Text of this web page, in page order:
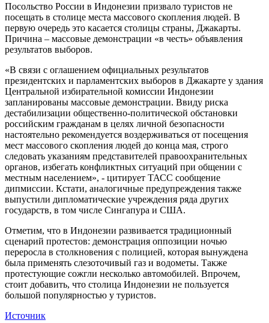
Посольство России в Индонезии призвало туристов не
посещать в столице места массового скопления людей. В
первую очередь это касается столицы страны, Джакарты.
Причина – массовые демонстрации «в честь» объявления
результатов выборов.
«В связи с оглашением официальных результатов
президентских и парламентских выборов в Джакарте у здания
Центральной избирательной комиссии Индонезии
запланированы массовые демонстрации. Ввиду риска
дестабилизации общественно-политической обстановки
российским гражданам в целях личной безопасности
настоятельно рекомендуется воздерживаться от посещения
мест массового скопления людей до конца мая, строго
следовать указаниям представителей правоохранительных
органов, избегать конфликтных ситуаций при общении с
местным населением», - цитирует ТАСС сообщение
дипмиссии. Кстати, аналогичные предупреждения также
выпустили дипломатические учреждения ряда других
государств, в том числе Сингапура и США.
Отметим, что в Индонезии развивается традиционный
сценарий протестов: демонстрация оппозиции ночью
переросла в столкновения с полицией, которая вынуждена
была применять слезоточивый газ и водометы. Также
протестующие сожгли несколько автомобилей. Впрочем,
стоит добавить, что столица Индонезии не пользуется
большой популярностью у туристов.
Источник